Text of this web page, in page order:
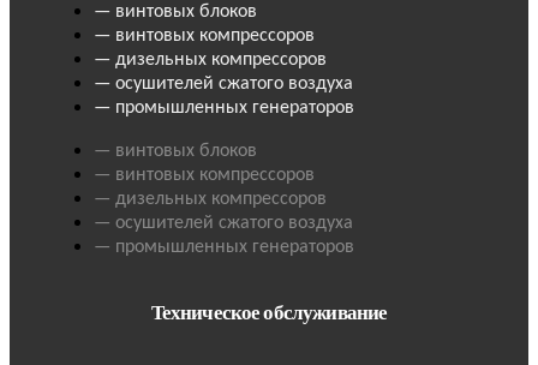
— винтовых блоков
— винтовых компрессоров
— дизельных компрессоров
— осушителей сжатого воздуха
— промышленных генераторов
— винтовых блоков
— винтовых компрессоров
— дизельных компрессоров
— осушителей сжатого воздуха
— промышленных генераторов
Техническое обслуживание